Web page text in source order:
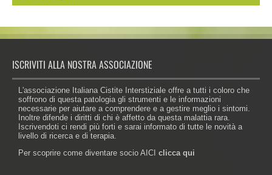
ISCRIVITI ALLA NOSTRA ASSOCIAZIONE
L'associazione Italiana Cistite Interstiziale offre a tutti i coloro che
soffrono di questa patologia gli strumenti e le informazioni
necessarie per aiutare a comprendere e a gestire meglio i sintomi.
Inoltre difende i diritti di chi è affetto da questa malattia rara.
Iscrivendoti ci rendi più forti e sarai informato di tutte le novità a
livello di ricerca e di terapia.
Per scoprire come diventare socio AICI clicca qui